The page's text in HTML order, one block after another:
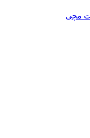
مچی